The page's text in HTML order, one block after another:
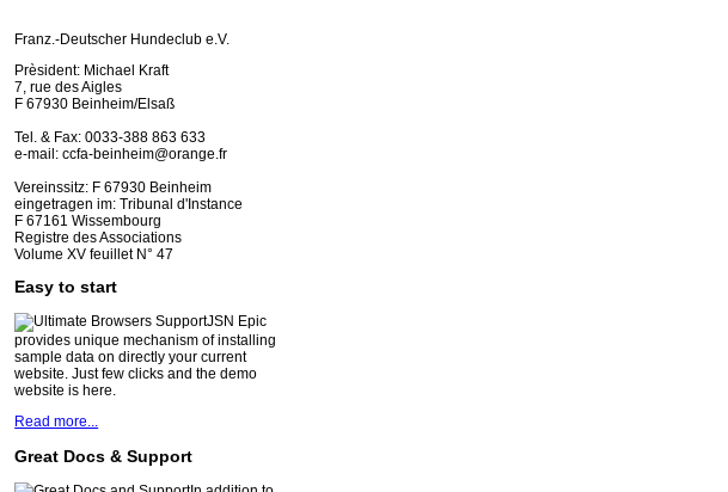
Franz.-Deutscher Hundeclub e.V.
Prèsident: Michael Kraft
7, rue des Aigles
F 67930 Beinheim/Elsaß
Tel. & Fax: 0033-388 863 633
e-mail: ccfa-beinheim@orange.fr
Vereinssitz: F 67930 Beinheim
eingetragen im: Tribunal d'Instance
F 67161 Wissembourg
Registre des Associations
Volume XV feuillet N° 47
Easy to start
JSN Epic
provides unique mechanism of installing
sample data on directly your current
website. Just few clicks and the demo
website is here.
Read more...
Great Docs & Support